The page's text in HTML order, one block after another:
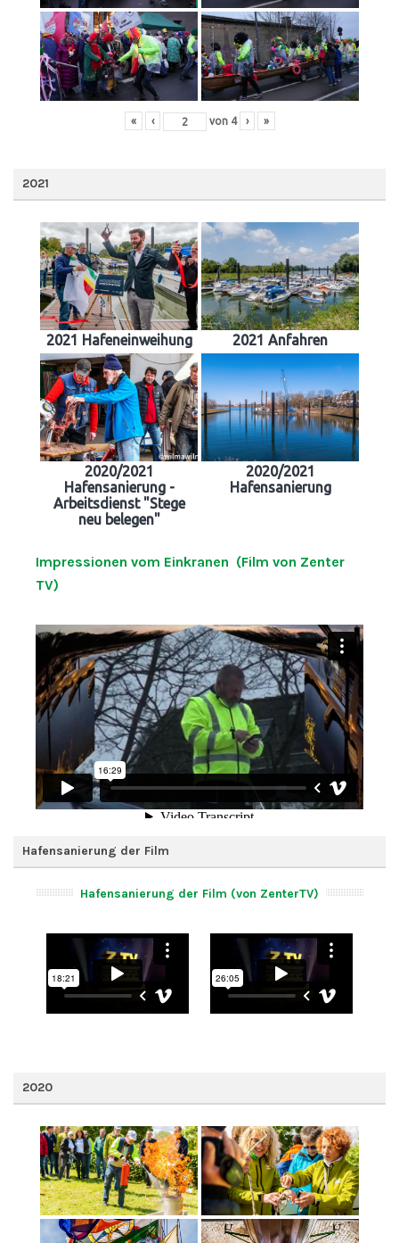
« ‹ von 4 › »
2021
2021 Hafeneinweihung 2021 Anfahren
2020/2021
Hafensanierung -
Arbeitsdienst "Stege
neu belegen"
2020/2021
Hafensanierung
Impressionen vom Einkranen (Film von Zenter
TV)
Hafensanierung der Film
Hafensanierung der Film (von ZenterTV)
2020